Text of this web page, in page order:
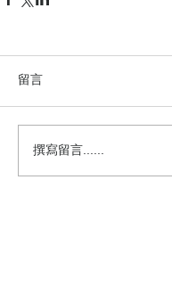
留言
撰寫留言......